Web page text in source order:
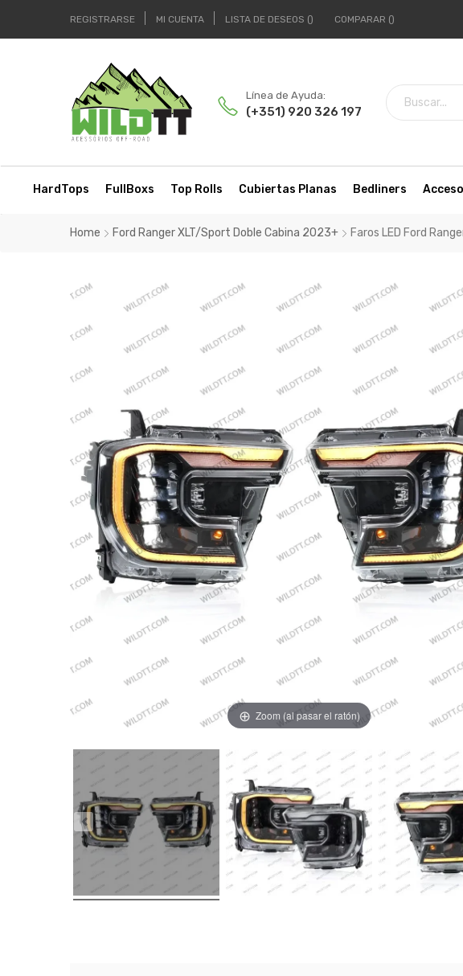
REGISTRARSE MI CUENTA LISTA DE DESEOS COMPARAR
Línea de Ayuda:
(+351) 920 326 197
HardTops FullBoxs Top Rolls Cubiertas Planas Bedliners
Home Ford Ranger XLT/Sport Doble Cabina 2023+ Faros LED Ford
Zoom (al pasar el ratón)